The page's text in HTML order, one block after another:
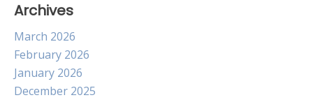
Archives
March 2026
February 2026
January 2026
December 2025